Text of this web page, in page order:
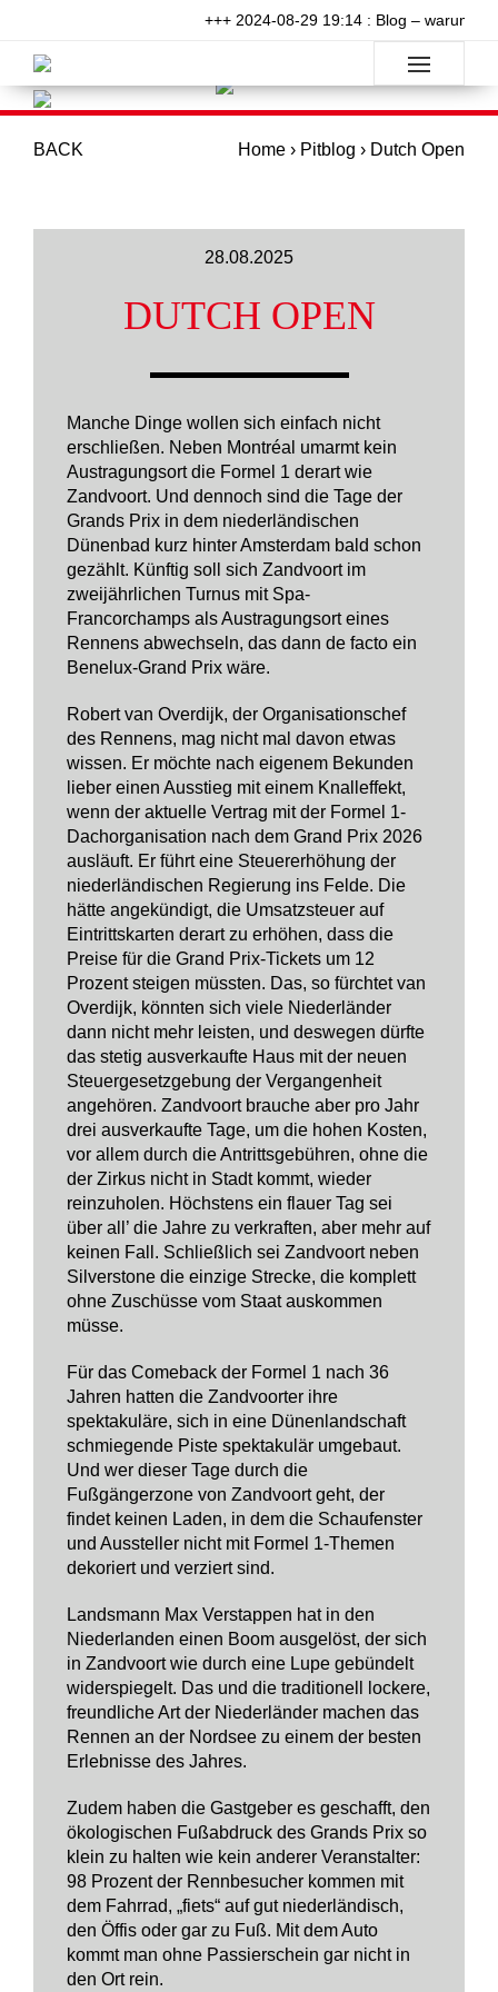
+++ 2024-08-29 19:14 : Blog – warum
BACK Home › Pitblog › Dutch Open
28.08.2025
DUTCH OPEN
Manche Dinge wollen sich einfach nicht
erschließen. Neben Montréal umarmt kein
Austragungsort die Formel 1 derart wie
Zandvoort. Und dennoch sind die Tage der
Grands Prix in dem niederländischen
Dünenbad kurz hinter Amsterdam bald schon
gezählt. Künftig soll sich Zandvoort im
zweijährlichen Turnus mit Spa-
Francorchamps als Austragungsort eines
Rennens abwechseln, das dann de facto ein
Benelux-Grand Prix wäre.
Robert van Overdijk, der Organisationschef
des Rennens, mag nicht mal davon etwas
wissen. Er möchte nach eigenem Bekunden
lieber einen Ausstieg mit einem Knalleffekt,
wenn der aktuelle Vertrag mit der Formel 1-
Dachorganisation nach dem Grand Prix 2026
ausläuft. Er führt eine Steuererhöhung der
niederländischen Regierung ins Felde. Die
hätte angekündigt, die Umsatzsteuer auf
Eintrittskarten derart zu erhöhen, dass die
Preise für die Grand Prix-Tickets um 12
Prozent steigen müssten. Das, so fürchtet van
Overdijk, könnten sich viele Niederländer
dann nicht mehr leisten, und deswegen dürfte
das stetig ausverkaufte Haus mit der neuen
Steuergesetzgebung der Vergangenheit
angehören. Zandvoort brauche aber pro Jahr
drei ausverkaufte Tage, um die hohen Kosten,
vor allem durch die Antrittsgebühren, ohne die
der Zirkus nicht in Stadt kommt, wieder
reinzuholen. Höchstens ein flauer Tag sei
über all’ die Jahre zu verkraften, aber mehr auf
keinen Fall. Schließlich sei Zandvoort neben
Silverstone die einzige Strecke, die komplett
ohne Zuschüsse vom Staat auskommen
müsse.
Für das Comeback der Formel 1 nach 36
Jahren hatten die Zandvoorter ihre
spektakuläre, sich in eine Dünenlandschaft
schmiegende Piste spektakulär umgebaut.
Und wer dieser Tage durch die
Fußgängerzone von Zandvoort geht, der
findet keinen Laden, in dem die Schaufenster
und Aussteller nicht mit Formel 1-Themen
dekoriert und verziert sind.
Landsmann Max Verstappen hat in den
Niederlanden einen Boom ausgelöst, der sich
in Zandvoort wie durch eine Lupe gebündelt
widerspiegelt. Das und die traditionell lockere,
freundliche Art der Niederländer machen das
Rennen an der Nordsee zu einem der besten
Erlebnisse des Jahres.
Zudem haben die Gastgeber es geschafft, den
ökologischen Fußabdruck des Grands Prix so
klein zu halten wie kein anderer Veranstalter:
98 Prozent der Rennbesucher kommen mit
dem Fahrrad, „fiets“ auf gut niederländisch,
den Öffis oder gar zu Fuß. Mit dem Auto
kommt man ohne Passierschein gar nicht in
den Ort rein.